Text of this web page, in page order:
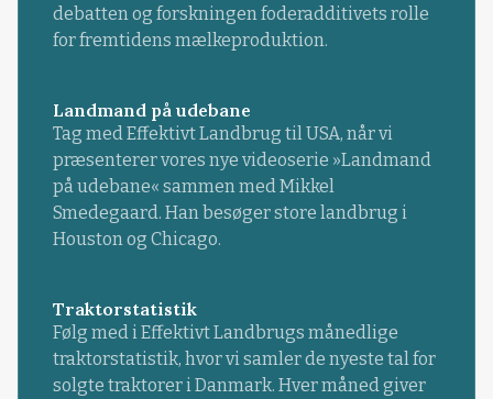
debatten og forskningen foderadditivets rolle
for fremtidens mælkeproduktion.
Landmand på udebane
Tag med Effektivt Landbrug til USA, når vi
præsenterer vores nye videoserie »Landmand
på udebane« sammen med Mikkel
Smedegaard. Han besøger store landbrug i
Houston og Chicago.
Traktorstatistik
Følg med i Effektivt Landbrugs månedlige
traktorstatistik, hvor vi samler de nyeste tal for
solgte traktorer i Danmark. Hver måned giver